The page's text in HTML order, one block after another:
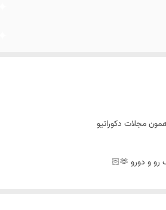
مجلات دکوراتیو
دورو 🫶🏻